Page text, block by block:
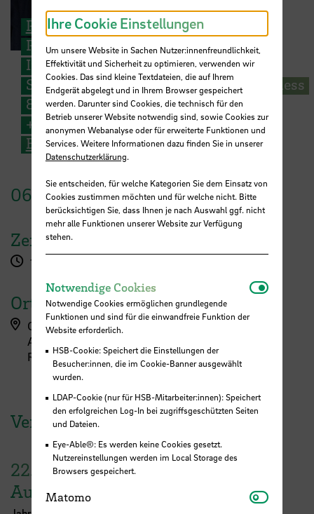
Prof. Dr. Brita Schemmann
Professur für BWL, insb.
Innovationsmanagement |
Studiengangsleitung Sustainable Business
& Entrepreneurship M.A.
+49 421 5905 4128
E-Mail
06. Juli2026
Zeit
13:30 - 14:30 Uhr
Ort
Campus Werderstraße, Werderstraße (A-Gebäude)
A-Gebäude - Erdgeschoss
Raum EOS (A 018)
Veranstaltungen der HSB
22.
30.
August
Ihre Cookie Einstellungen
Um unsere Website in Sachen Nutzer:innenfreundlichkeit,
Effektivität und Sicherheit zu optimieren, verwenden wir
Cookies. Das sind kleine Textdateien, die auf Ihrem
Endgerät abgelegt und in Ihrem Browser gespeichert
werden. Darunter sind Cookies, die technisch für den
Betrieb unserer Website notwendig sind, sowie Cookies zur
anonymen Webanalyse oder für erweiterte Funktionen und
Services. Weitere Informationen dazu finden Sie in unserer
Datenschutzerklärung.
Sie entscheiden, für welche Kategorien Sie dem Einsatz von
Cookies zustimmen möchten und für welche nicht. Bitte
berücksichtigen Sie, dass Ihnen je nach Auswahl ggf. nicht
mehr alle Funktionen unserer Website zur Verfügung
stehen.
Notwendige Cookies
Notwendige Cookies ermöglichen grundlegende
Funktionen und sind für die einwandfreie Funktion der
Website erforderlich.
HSB-Cookie: Speichert die Einstellungen der
Besucher:innen, die im Cookie-Banner ausgewählt
wurden.
LDAP-Cookie (nur für HSB-Mitarbeiter:innen): Speichert
den erfolgreichen Log-In bei zugriffsgeschützten Seiten
und Dateien.
Eye-Able®: Es werden keine Cookies gesetzt.
Nutzereinstellungen werden im Local Storage des
Browsers gespeichert.
Matomo Matomo